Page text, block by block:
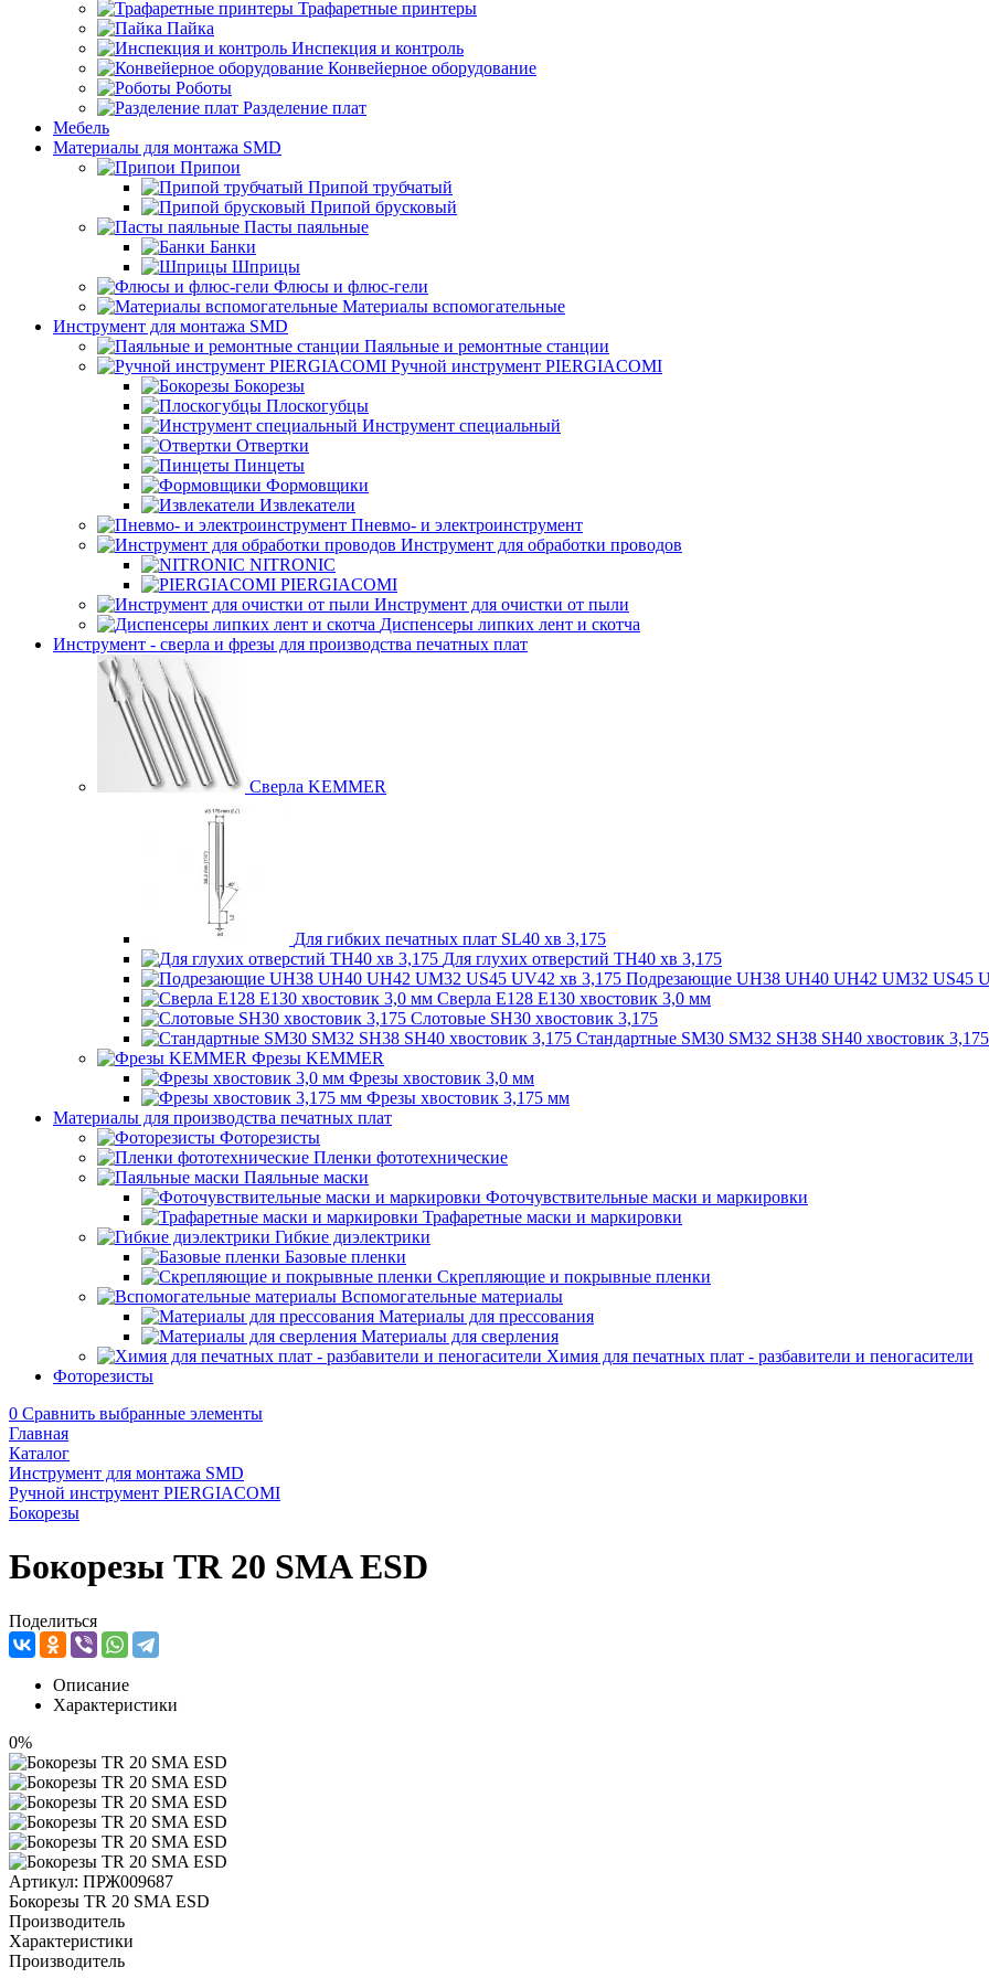
Трафаретные принтеры
Пайка
Инспекция и контроль
Конвейерное оборудование
Роботы
Разделение плат
Мебель
Материалы для монтажа SMD
Припои
Припой трубчатый
Припой брусковый
Пасты паяльные
Банки
Шприцы
Флюсы и флюс-гели
Материалы вспомогательные
Инструмент для монтажа SMD
Паяльные и ремонтные станции
Ручной инструмент PIERGIACOMI
Бокорезы
Плоскогубцы
Инструмент специальный
Отвертки
Пинцеты
Формовщики
Извлекатели
Пневмо- и электроинструмент
Инструмент для обработки проводов
NITRONIC
PIERGIACOMI
Инструмент для очистки от пыли
Диспенсеры липких лент и скотча
Инструмент - сверла и фрезы для производства печатных плат
Сверла KEMMER
Для гибких печатных плат SL40 хв 3,175
Для глухих отверстий TH40 хв 3,175
Подрезающие UH38 UH40 UH42 UM32 US45
Сверла E128 E130 хвостовик 3,0 мм
Слотовые SH30 хвостовик 3,175
Стандартные SM30 SM32 SH38 SH40 хвостовик 3,175
Фрезы KEMMER
Фрезы хвостовик 3,0 мм
Фрезы хвостовик 3,175 мм
Материалы для производства печатных плат
Фоторезисты
Пленки фототехнические
Паяльные маски
Фоточувствительные маски и маркировки
Трафаретные маски и маркировки
Гибкие диэлектрики
Базовые пленки
Скрепляющие и покрывные пленки
Вспомогательные материалы
Материалы для прессования
Материалы для сверления
Химия для печатных плат - разбавители и пеногасители
Фоторезисты
0 Сравнить выбранные элементы
Главная
Каталог
Инструмент для монтажа SMD
Ручной инструмент PIERGIACOMI
Бокорезы
Бокорезы TR 20 SMA ESD
Поделиться
Описание
Характеристики
0%
Артикул: ПРЖ009687
Бокорезы TR 20 SMA ESD
Производитель
Характеристики
Производитель